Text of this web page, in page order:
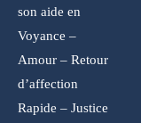
son aide en
Voyance –
Amour – Retour
d’affection
Rapide – Justice